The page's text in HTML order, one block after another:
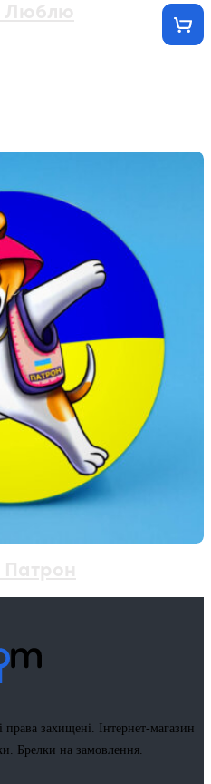
права захищені. Інтернет-магазин
Брелки на замовлення.